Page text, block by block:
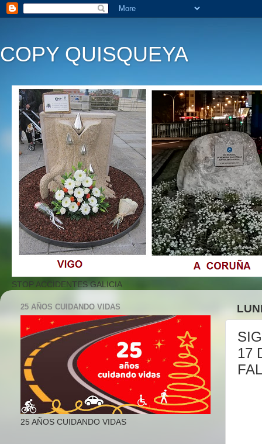
COPY QUISQUEYA
STOP ACCIDENTES GALICIA
17
25 AÑOS CUIDANDO VIDAS
25 AÑOS CUIDANDO VIDAS